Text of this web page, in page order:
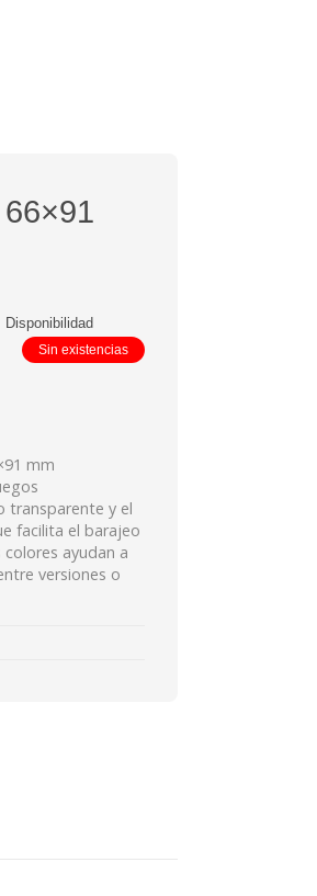
Disponibilidad
Sin existencias
mm
transparente y el
facilita el barajeo
ayudan a
versiones o